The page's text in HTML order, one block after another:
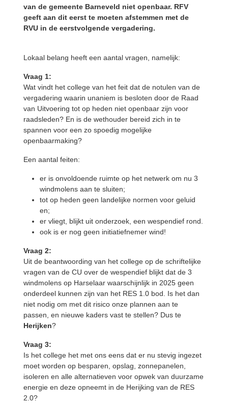
van de gemeente Barneveld niet openbaar. RFV
geeft aan dit eerst te moeten afstemmen met de
RVU in de eerstvolgende vergadering.
Lokaal belang heeft een aantal vragen, namelijk:
Vraag 1:
Wat vindt het college van het feit dat de notulen van de
vergadering waarin unaniem is besloten door de Raad
van Uitvoering tot op heden niet openbaar zijn voor
raadsleden? En is de wethouder bereid zich in te
spannen voor een zo spoedig mogelijke
openbaarmaking?
Een aantal feiten:
er is onvoldoende ruimte op het netwerk om nu 3
windmolens aan te sluiten;
tot op heden geen landelijke normen voor geluid
en;
er vliegt, blijkt uit onderzoek, een wespendief rond.
ook is er nog geen initiatiefnemer wind!
Vraag 2:
Uit de beantwoording van het college op de schriftelijke
vragen van de CU over de wespendief blijkt dat de 3
windmolens op Harselaar waarschijnlijk in 2025 geen
onderdeel kunnen zijn van het RES 1.0 bod. Is het dan
niet nodig om met dit risico onze plannen aan te
passen, en nieuwe kaders vast te stellen? Dus te
Herijken?
Vraag 3:
Is het college het met ons eens dat er nu stevig ingezet
moet worden op besparen, opslag, zonnepanelen,
isoleren en alle alternatieven voor opwek van duurzame
energie en deze opneemt in de Herijking van de RES
2.0?